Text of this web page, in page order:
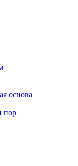
основа
пор